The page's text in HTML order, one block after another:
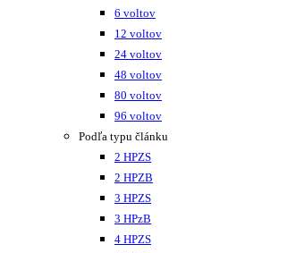
6 voltov
12 voltov
24 voltov
48 voltov
80 voltov
96 voltov
Podľa typu článku
2 HPZS
2 HPZB
3 HPZS
3 HPzB
4 HPZS